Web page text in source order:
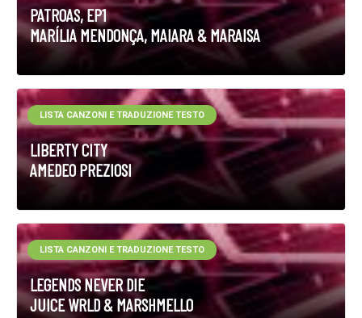
PATROAS, EP1
MARÍLIA MENDONÇA, MAIARA & MARAISA
LIBERTY CITY
AMEDEO PREZIOSI
LISTA CANZONI E TRADUZIONE TESTO
LEGENDS NEVER DIE
JUICE WRLD & MARSHMELLO
LISTA CANZONI E TRADUZIONE TESTO